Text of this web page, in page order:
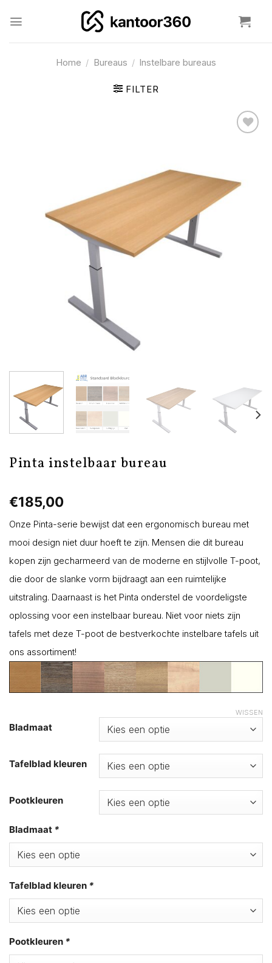
naar
inhoud
Home / Bureaus / Instelbare bureaus
FILTER
Pinta instelbaar bureau
€185,00
Onze Pinta-serie bewijst dat een ergonomisch bureau met
mooi design niet duur hoeft te zijn. Mensen die dit bureau
kopen zijn gecharmeerd van de moderne en stijlvolle T-poot,
die door de slanke vorm bijdraagt aan een ruimtelijke
uitstraling. Daarnaast is het Pinta onderstel de voordeligste
oplossing voor een instelbaar bureau. Niet voor niets zijn
tafels met deze T-poot de bestverkochte instelbare tafels uit
ons assortiment!
Bladmaat
Tafelblad kleuren
Pootkleuren
WISSEN
Bladmaat *
Tafelblad kleuren *
Pootkleuren *